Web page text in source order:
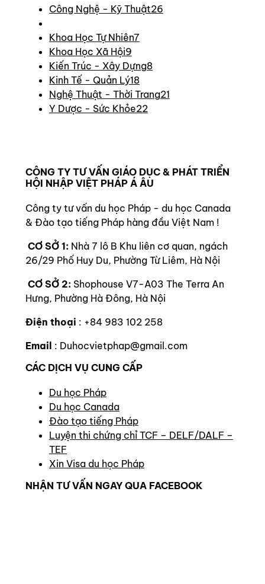
Công Nghệ - Kỹ Thuật26
Khoa Học Tự Nhiên7
Khoa Học Xã Hội9
Kiến Trúc - Xây Dựng8
Kinh Tế - Quản Lý18
Nghệ Thuật - Thời Trang21
Y Dược - Sức Khỏe22
CÔNG TY TƯ VẤN GIÁO DỤC & PHÁT TRIỂN
HỘI NHẬP VIỆT PHÁP Á ÂU
Công ty tư vấn du học Pháp - du học Canada
& Đào tạo tiếng Pháp hàng đầu Việt Nam !
CƠ SỞ 1: Nhà 7 lô B Khu liên cơ quan, ngách
26/29 Phố Huy Du, Phường Từ Liêm, Hà Nội
CƠ SỞ 2: Shophouse V7-A03 The Terra An
Hưng, Phường Hà Đông, Hà Nội
Điện thoại : +84 983 102 258
Email : Duhocvietphap@gmail.com
CÁC DỊCH VỤ CUNG CẤP
Du học Pháp
Du học Canada
Đào tạo tiếng Pháp
Luyện thi chứng chỉ TCF – DELF/DALF –
TEF
Xin Visa du học Pháp
NHẬN TƯ VẤN NGAY QUA FACEBOOK